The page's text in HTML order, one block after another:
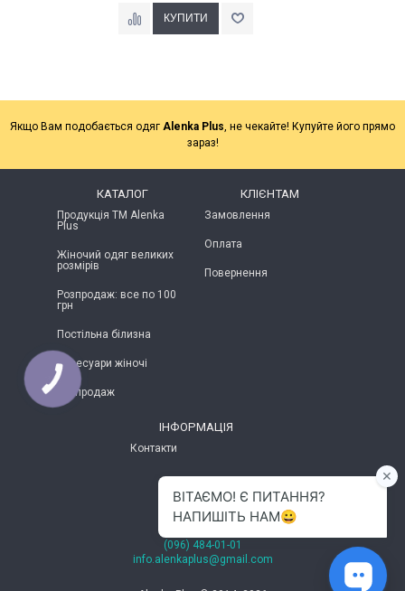
Якщо Вам подобається одяг Alenka Plus, не чекайте! Купуйте його прямо
зараз!
КАТАЛОГ
Продукція ТМ Alenka
Plus
Жіночий одяг великих
розмірів
Розпродаж: все по 100
грн
Постільна білизна
Аксесуари жіночі
Розпродаж
КЛІЄНТАМ
Замовлення
Оплата
Повернення
ІНФОРМАЦІЯ
Контакти
(096) 484-01-01
info.alenkaplus@gmail.com
КНОПКА
ЗВ'ЯЗКУ